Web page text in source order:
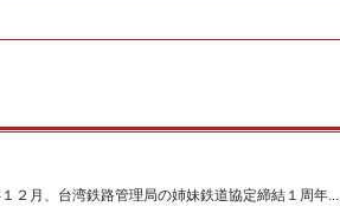
２月、台湾鉄路管理局の姉妹鉄道協定締結１周年...